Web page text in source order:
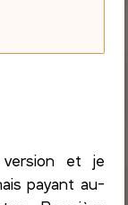
et je
payant au-